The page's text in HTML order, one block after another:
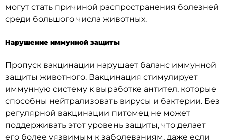
могут стать причиной распространения болезней
среди большого числа животных.
Нарушение иммунной защиты
Пропуск вакцинации нарушает баланс иммунной
защиты животного. Вакцинация стимулирует
иммунную систему к выработке антител, которые
способны нейтрализовать вирусы и бактерии. Без
регулярной вакцинации питомец не может
поддерживать этот уровень защиты, что делает
его более уязвимым к заболеваниям, даже если